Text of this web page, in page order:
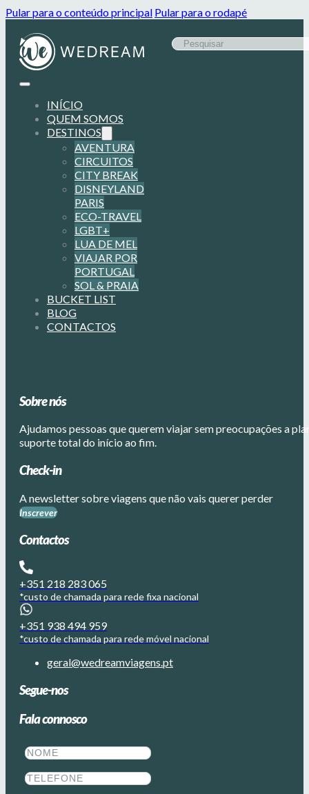
Pular para o conteúdo principal Pular para o rodapé
INÍCIO
QUEM SOMOS
DESTINOS
AVENTURA
CIRCUITOS
CITY BREAK
DISNEYLAND
PARIS
ECO-TRAVEL
LGBT+
LUA DE MEL
VIAJAR POR
PORTUGAL
SOL & PRAIA
BUCKET LIST
BLOG
CONTACTOS
Sobre nós
Ajudamos pessoas que querem viajar sem preocupações a
suporte total do início ao fim.
Check-in
A newsletter sobre viagens que não vais querer perder
Inscrever
Contactos
+351 218 283 065
*custo de chamada para rede fixa nacional
+351 938 494 959
*custo de chamada para rede móvel nacional
geral@wedreamviagens.pt
Segue-nos
Fala connosco